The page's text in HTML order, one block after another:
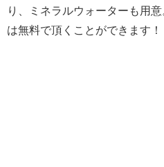
り、ミネラルウォーターも用
は無料で頂くことができます！